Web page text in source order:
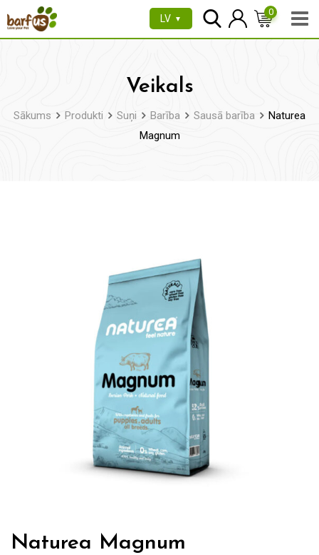
uz
LV ▼
0
Veikals
Sākums Produkti Suņi Barība Sausā barība
Naturea
Magnum
Naturea Magnum